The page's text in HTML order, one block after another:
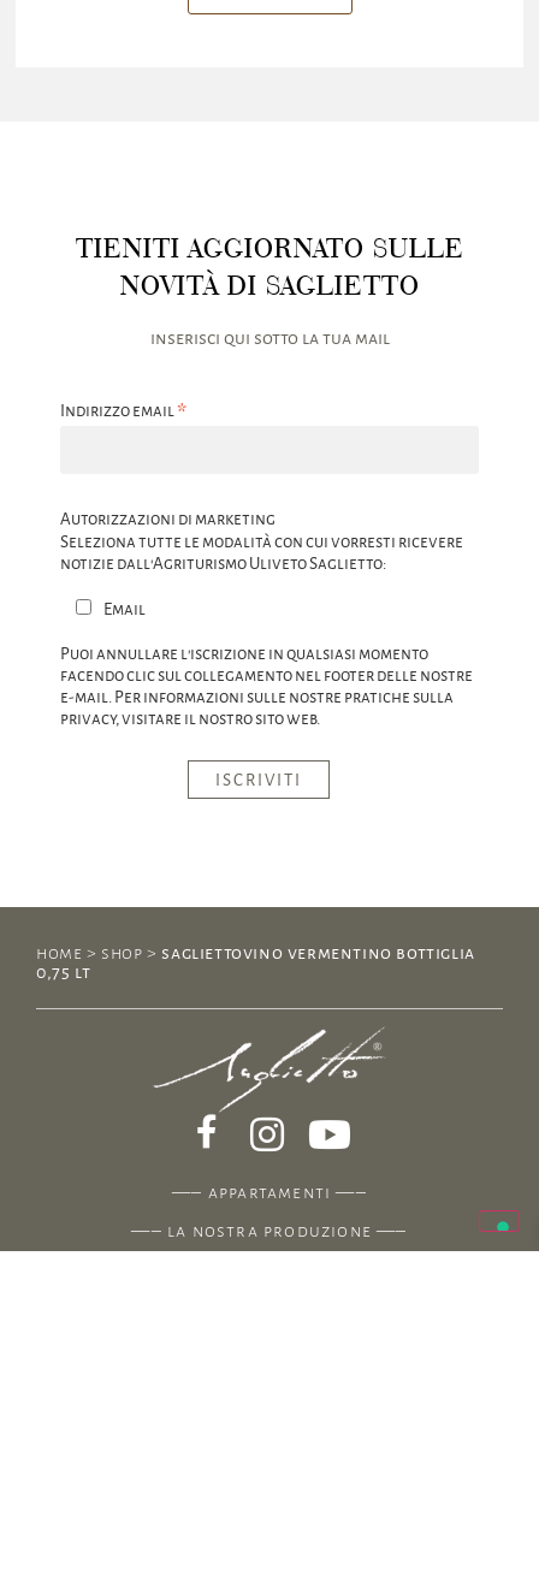
TIENITI AGGIORNATO SULLE
NOVITÀ DI SAGLIETTO
inserisci qui sotto la tua mail
Indirizzo email *
Autorizzazioni di marketing
Seleziona tutte le modalità con cui vorresti ricevere
notizie dall'Agriturismo Uliveto Saglietto:
Email
Puoi annullare l'iscrizione in qualsiasi momento
facendo clic sul collegamento nel footer delle nostre
e-mail. Per informazioni sulle nostre pratiche sulla
privacy, visitare il nostro sito web.
home > shop > sagliettovino vermentino bottiglia
0,75 lt
—– appartamenti—–
—– la nostra produzione —–